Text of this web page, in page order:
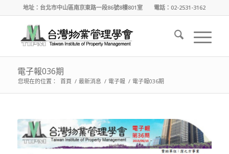
地址：台北市中山區南京東路一段86號8樓801室 電話：02-2531-3162
電子報036期
您現在的位置： 首頁 / 最新消息 / 電子報 / 電子報036期